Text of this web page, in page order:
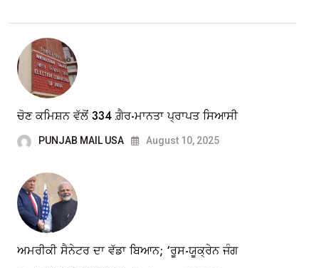
ਚੋਣ ਕਮਿਸ਼ਨ ਵੱਲੋਂ 334 ਗ਼ੈਰ-ਮਾਨਤਾ ਪ੍ਰਾਪਤ ਸਿਆਸੀ
PUNJAB MAIL USA August 10, 2025
ਅਮਰੀਕੀ ਸੈਨੇਟਰ ਦਾ ਵੱਡਾ ਬਿਆਨ; ‘ਰੂਸ-ਯੂਕ੍ਰੇਨ ਜੰਗ